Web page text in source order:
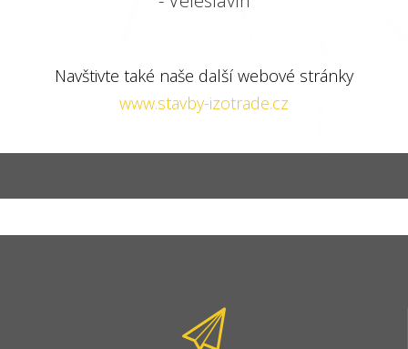
Navštivte také naše další webové stránky
www.stavby-izotrade.cz